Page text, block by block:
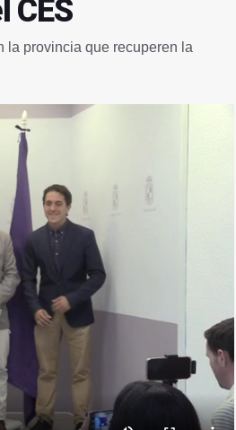
CES
la provincia que recuperen la